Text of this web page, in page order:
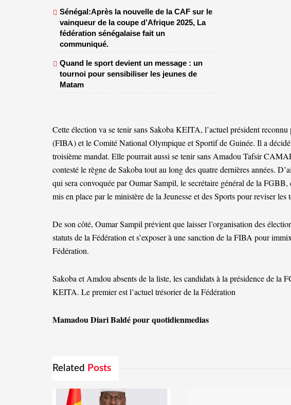
Sénégal:Après la nouvelle de la CAF sur le
vainqueur de la coupe d’Afrique 2025, La
fédération sénégalaise fait un
communiqué.
Quand le sport devient un message : un
tournoi pour sensibiliser les jeunes de
Matam
Cette élection va se tenir sans Sakoba KEITA, l’actuel président
(FIBA) et le Comité National Olympique et Sportif de Guinée. Il a décidé
troisième mandat. Elle pourrait aussi se tenir sans Amadou Tafsir
contesté le règne de Sakoba tout au long des quatre dernières années.
qui sera convoquée par Oumar Sampil, le secrétaire général de la
mis en place par le ministère de la Jeunesse et des Sports pour reviser les
De son côté, Oumar Sampil prévient que laisser l’organisation des
statuts de la Fédération et s’exposer à une sanction de la FIBA pour
Fédération.
Sakoba et Amdou absents de la liste, les candidats à la présidence de la
KEITA. Le premier est l’actuel trésorier de la Fédération
Mamadou Diari Baldé pour quotidienmedias
Related Posts